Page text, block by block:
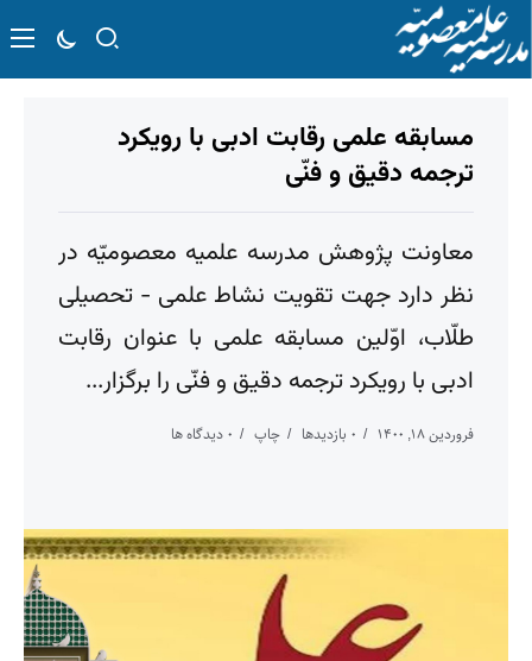
مسابقه علمی رقابت ادبی با رویکرد
ترجمه دقیق و فنّی
معاونت پژوهش مدرسه علمیه معصومیّه در
نظر دارد جهت تقویت نشاط علمی - تحصیلی
طلّاب، اوّلین مسابقه علمی با عنوان رقابت
ادبی با رویکرد ترجمه دقیق و فنّی را برگزار...
فروردین ۱۸, ۱۴۰۰ ۰ بازدیدها چاپ ۰ دیدگاه ها